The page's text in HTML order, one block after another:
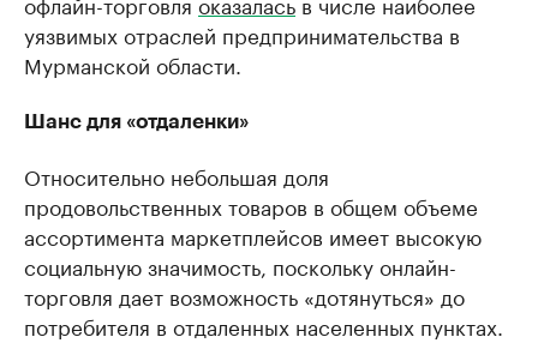
уязвимых отраслей предпринимательства в
Мурманской области.
Шанс для «отдаленки»
Относительно небольшая доля
продовольственных товаров в общем объеме
ассортимента маркетплейсов имеет высокую
социальную значимость, поскольку онлайн-
торговля дает возможность «дотянуться» до
потребителя в отдаленных населенных пунктах.